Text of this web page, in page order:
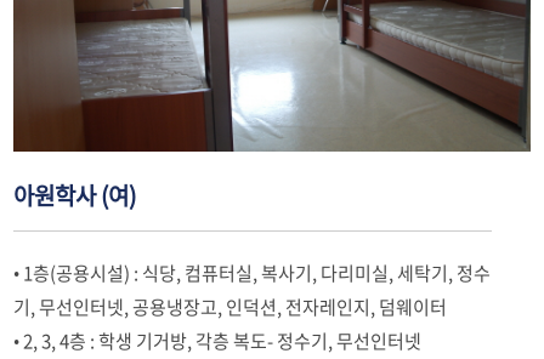
아원학사 (여)
• 1층(공용시설) : 식당, 컴퓨터실, 복사기, 다리미실, 세탁기, 정수
기, 무선인터넷, 공용냉장고, 인덕션, 전자레인지, 덤웨이터
• 2, 3, 4층 : 학생 기거방, 각층 복도- 정수기, 무선인터넷